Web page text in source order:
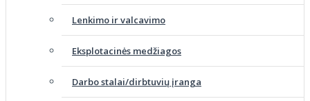
Lenkimo ir valcavimo
Eksplotacinės medžiagos
Darbo stalai/dirbtuvių įranga